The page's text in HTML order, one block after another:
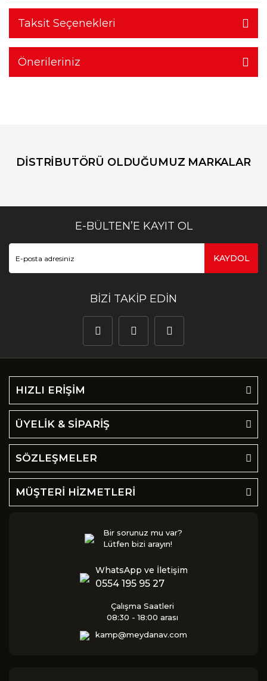
Taksit Seçenekleri
Önerileriniz
DİSTRİBUTÖRÜ OLDUĞUMUZ MARKALAR
E-BÜLTEN’E KAYIT OL
KAYDOL
BİZİ TAKİP EDİN
HIZLI ERİŞİM
ÜYELİK & SİPARİŞ
SÖZLEŞMELER
MÜŞTERİ HİZMETLERİ
Bir sorunuz mu var?
Lütfen bizi arayın!
WhatsApp ve İletişim
0554 195 95 27
Çalışma Saatleri
08:30 - 18:00 arası
kamp@meydanav.com